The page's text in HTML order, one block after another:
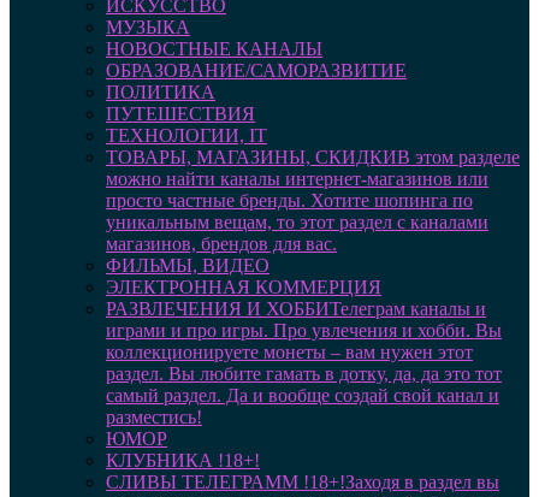
ИСКУССТВО
МУЗЫКА
НОВОСТНЫЕ КАНАЛЫ
ОБРАЗОВАНИЕ/САМОРАЗВИТИЕ
ПОЛИТИКА
ПУТЕШЕСТВИЯ
ТЕХНОЛОГИИ, IT
ТОВАРЫ, МАГАЗИНЫ, СКИДКИВ этом разделе
можно найти каналы интернет-магазинов или
просто частные бренды. Хотите шопинга по
уникальным вещам, то этот раздел с каналами
магазинов, брендов для вас.
ФИЛЬМЫ, ВИДЕО
ЭЛЕКТРОННАЯ КОММЕРЦИЯ
РАЗВЛЕЧЕНИЯ И ХОББИТелеграм каналы и
играми и про игры. Про увлечения и хобби. Вы
коллекционируете монеты – вам нужен этот
раздел. Вы любите гамать в дотку, да, да это тот
самый раздел. Да и вообще создай свой канал и
разместись!
ЮМОР
КЛУБНИКА !18+!
СЛИВЫ ТЕЛЕГРАММ !18+!Заходя в раздел вы